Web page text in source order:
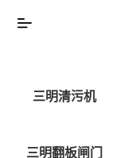
三明清污机
三明翻板闸门